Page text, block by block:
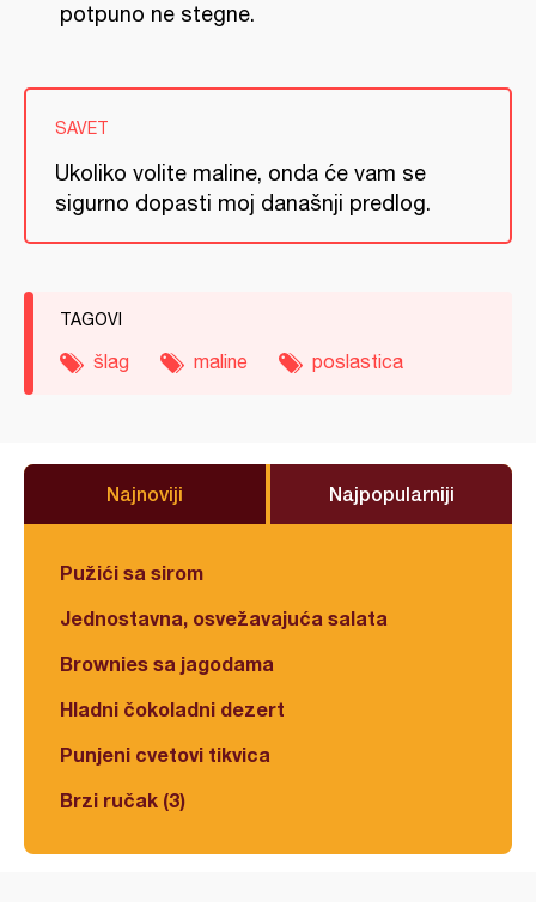
potpuno ne stegne.
SAVET
Ukoliko volite maline, onda će vam se
sigurno dopasti moj današnji predlog.
TAGOVI
šlag maline poslastica
Najnoviji Najpopularniji
Pužići sa sirom
Jednostavna, osvežavajuća salata
Brownies sa jagodama
Hladni čokoladni dezert
Punjeni cvetovi tikvica
Brzi ručak (3)